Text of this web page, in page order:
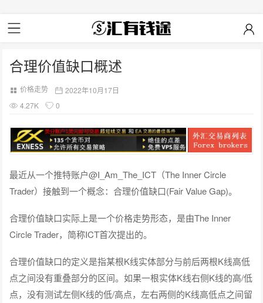
合理价值缺口概述
价格走势
2022年10月17日
4.27K
0
最近从一个推特账户@I_Am_The_ICT（The Inner Circle
Trader）接触到一个概念：合理价值缺口(Fair Value Gap)。
合理价值缺口实际上是一个价格走势形态，是由The Inner
Circle Trader，简称ICT首次提出的。
合理价值缺口的定义是指某根K线实体部分与前后两根K线高低
点之间没有重叠部分的区间。如果一根实体K线右侧K线的高/低
点，没有测试左侧K线的低/高点，左右两侧的K线高低点之间留